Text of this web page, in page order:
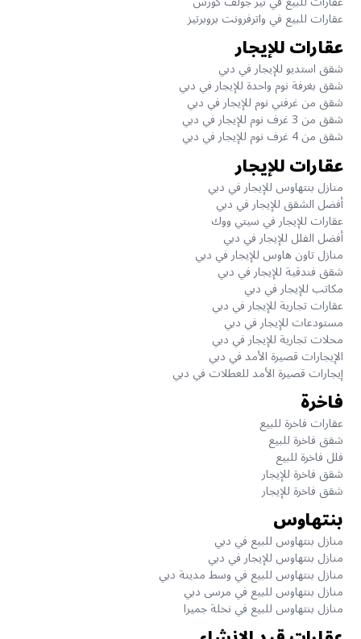
عقارات للبيع في واترفرونت بروبرتيز
عقارات للإيجار
شقق استديو للإيجار في دبي
شقق بغرفة نوم واحدة للإيجار في دبي
شقق من غرفتي نوم للإيجار في دبي
شقق من 3 غرف نوم للإيجار في دبي
شقق من 4 غرف نوم للإيجار في دبي
عقارات للإيجار
منازل بنتهاوس للإيجار في دبي
أفضل الشقق للإيجار في دبي
عقارات للإيجار في سيتي ووك
أفضل الفلل للإيجار في دبي
منازل تاون هاوس للإيجار في دبي
شقق فندقية للإيجار في دبي
مكاتب للإيجار في دبي
عقارات تجارية للإيجار في دبي
مستودعات للإيجار في دبي
محلات تجارية للإيجار في دبي
الإيجارات قصيرة الأمد في دبي
إيجارات قصيرة الأمد للعطلات في دبي
فاخرة
عقارات فاخرة للبيع
شقق فاخرة للبيع
فلل فاخرة للبيع
شقق فاخرة للإيجار
شقق فاخرة للإيجار
بنتهاوس
منازل بنتهاوس للبيع في دبي
منازل بنتهاوس للإيجار في دبي
منازل بنتهاوس للبيع في وسط مدينة دبي
منازل بنتهاوس للبيع في مرسى دبي
منازل بنتهاوس للبيع في نخلة جميرا